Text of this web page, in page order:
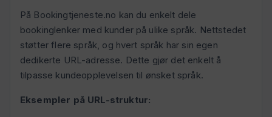
På Bookingtjeneste.no kan du enkelt dele
bookinglenker med kunder på ulike språk. Nettstedet
støtter flere språk, og hvert språk har sin egen
dedikerte URL-adresse. Dette gjør det enkelt å
tilpasse kundeopplevelsen til ønsket språk.
Eksempler på URL-struktur: